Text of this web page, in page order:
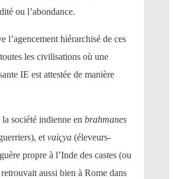
ou l’abondance.
l’agencement hiérarchisé de ces
les civilisations où une
IE est attestée de manière
société indienne en brahmanes
et vaiçya (éleveurs-
propre à l’Inde des castes (ou
aussi bien à Rome dans